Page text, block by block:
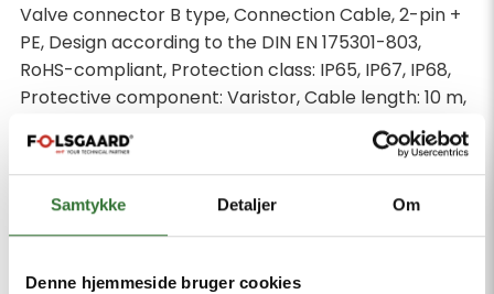
Samtykke Detaljer Om
Denne hjemmeside bruger cookies
Valve connector B type, Connection Cable, 2-pin +
PE, Design according to the DIN EN 175301-803,
RoHS-compliant, Protection class: IP65, IP67, IP68,
Protective component: Varistor, Cable length: 10 m,
Sheath material: PVC, Sheath color: black, Resistant
to chemicals and oils, Flame retardant, Resistant to
acids and alkaline solutions, Resistant to microbes
and hydrolysis, LABS-free